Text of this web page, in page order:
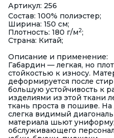
Артикул: 256
Состав: 100% полиэстер;
Ширина: 150 см;
Плотность: 180 г/м2;
Страна: Китай;
Описание и применение:
Габардин — легкая, но
стойкостью к износу.
деформируется после
большую устойчивость к
изделиями из этой ткани
ткань проста в пошиве.
слегка видимый
материала шьют
обслуживающего